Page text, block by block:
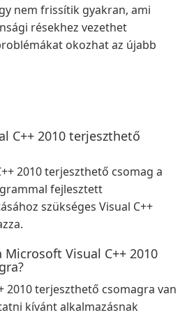
nem frissítik gyakran, ami
résekhez vezethet
okozhat az újabb
C++ 2010 terjeszthető
2010 terjeszthető csomag a
fejlesztett
szükséges Visual C++
Visual C++ 2010
2010 terjeszthető csomagra van
kívánt alkalmazásnak